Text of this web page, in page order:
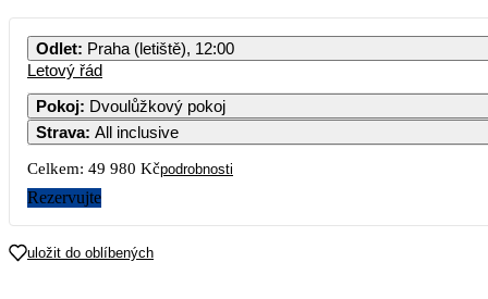
PO ÚT ST
Odlet: Praha (letiště), 12:00
Letový řád
Pokoj: Dvoulůžkový pokoj
Strava: All inclusive
Celkem: 49 980 Kčpodrobnosti
Rezervujte
uložit do oblíbených